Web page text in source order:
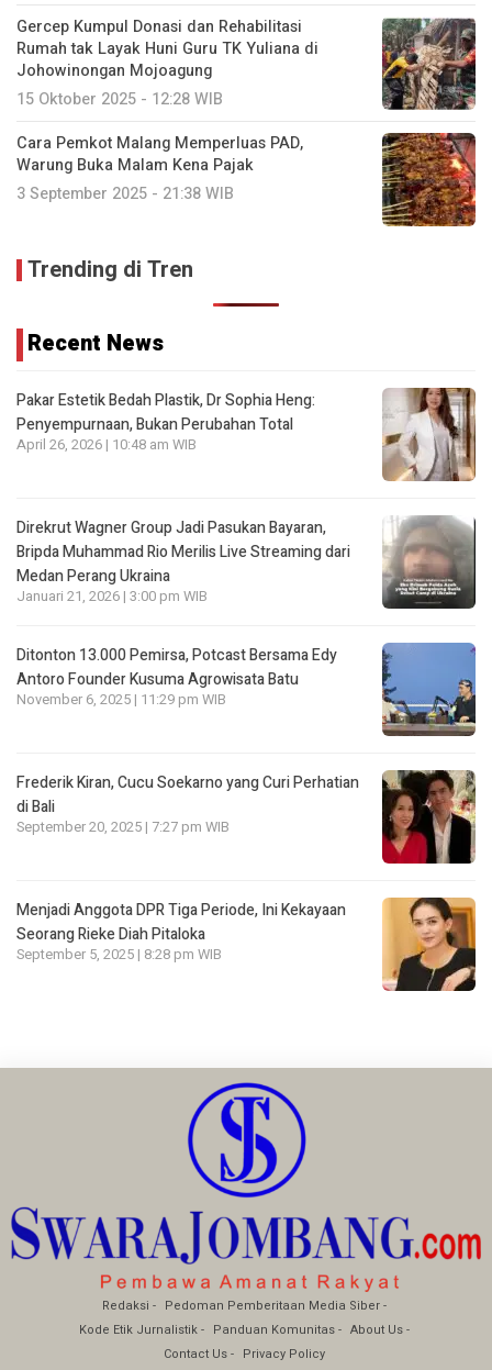
Gercep Kumpul Donasi dan Rehabilitasi
Rumah tak Layak Huni Guru TK Yuliana di
Johowinongan Mojoagung
15 Oktober 2025 - 12:28 WIB
Cara Pemkot Malang Memperluas PAD,
Warung Buka Malam Kena Pajak
3 September 2025 - 21:38 WIB
Trending di Tren
Recent News
Pakar Estetik Bedah Plastik, Dr Sophia Heng:
Penyempurnaan, Bukan Perubahan Total
April 26, 2026 | 10:48 am WIB
Direkrut Wagner Group Jadi Pasukan Bayaran,
Bripda Muhammad Rio Merilis Live Streaming dari
Medan Perang Ukraina
Januari 21, 2026 | 3:00 pm WIB
Ditonton 13.000 Pemirsa, Potcast Bersama Edy
Antoro Founder Kusuma Agrowisata Batu
November 6, 2025 | 11:29 pm WIB
Frederik Kiran, Cucu Soekarno yang Curi Perhatian
di Bali
September 20, 2025 | 7:27 pm WIB
Menjadi Anggota DPR Tiga Periode, Ini Kekayaan
Seorang Rieke Diah Pitaloka
September 5, 2025 | 8:28 pm WIB
Redaksi
Pedoman Pemberitaan Media Siber
Kode Etik Jurnalistik
Panduan Komunitas
About Us
Contact Us
Privacy Policy